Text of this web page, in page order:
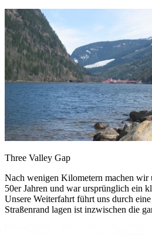
Three Valley Gap
Nach wenigen Kilometern machen wir
50er Jahren und war ursprünglich ein
Unsere Weiterfahrt führt uns durch
Straßenrand lagen ist inzwischen die